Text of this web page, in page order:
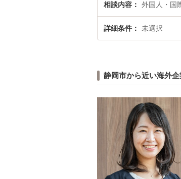
相談内容 外国人・国
詳細条件 未選択
静岡市から近い海外